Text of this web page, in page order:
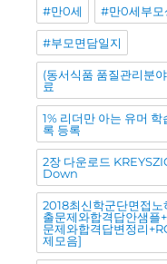
#만0세 #만0세부모
#부모면담일지
(동서식품 품질관리분
료
1% 리더만 아는 유머
록 등록
2장 다운로드
Down
2018최신학군단면접노
출문제와합격답안샘플
문제와합격답변정리
제모음]